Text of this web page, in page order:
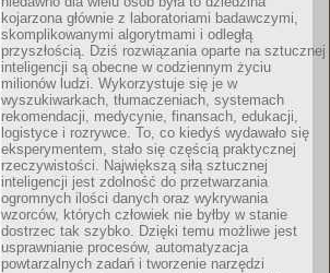
kojarzona głównie z laboratoriami badawczymi,
skomplikowanymi algorytmami i odległą
przyszłością. Dziś rozwiązania oparte na sztucznej
inteligencji są obecne w codziennym życiu
milionów ludzi. Wykorzystuje się je w
wyszukiwarkach, tłumaczeniach, systemach
rekomendacji, medycynie, finansach, edukacji,
logistyce i rozrywce. To, co kiedyś wydawało się
eksperymentem, stało się częścią praktycznej
rzeczywistości. Największą siłą sztucznej
inteligencji jest zdolność do przetwarzania
ogromnych ilości danych oraz wykrywania
wzorców, których człowiek nie byłby w stanie
dostrzec tak szybko. Dzięki temu możliwe jest
usprawnianie procesów, automatyzacja
powtarzalnych zadań i tworzenie narzędzi